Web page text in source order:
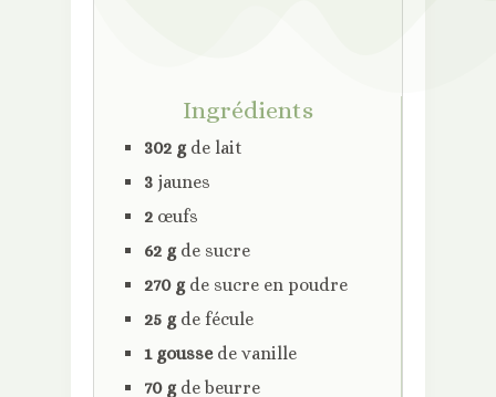
Ingrédients
302 gde lait
3 jaunes
2 œufs
62 gde sucre
270 gde sucre en poudre
25 gde fécule
1 goussede vanille
70 gde beurre